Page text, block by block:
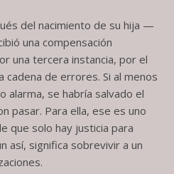
del nacimiento de su hija —
una compensación
una tercera instancia, por el
cadena de errores. Si al menos
alarma, se habría salvado el
pasar. Para ella, ese es uno
que solo hay justicia para
así, significa sobrevivir a un